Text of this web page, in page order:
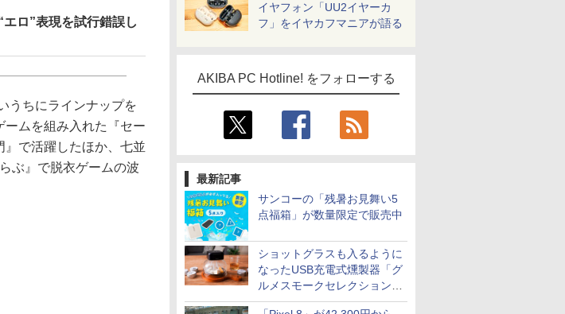
イヤフォン「UU2イヤーカ
フ」をイヤカフマニアが語る
AKIBA PC Hotline! をフォローする
最新記事
サンコーの「残暑お見舞い5
点福箱」が数量限定で販売中
ショットグラスも入るように
なったUSB充電式燻製器「グ
ルメスモークセレクション
2」がサンコーから
ロ”表現を試行錯誤し
うちにラインナップを
ムを組み入れた『セー
で活躍したほか、七並
ぶ』で脱衣ゲームの波